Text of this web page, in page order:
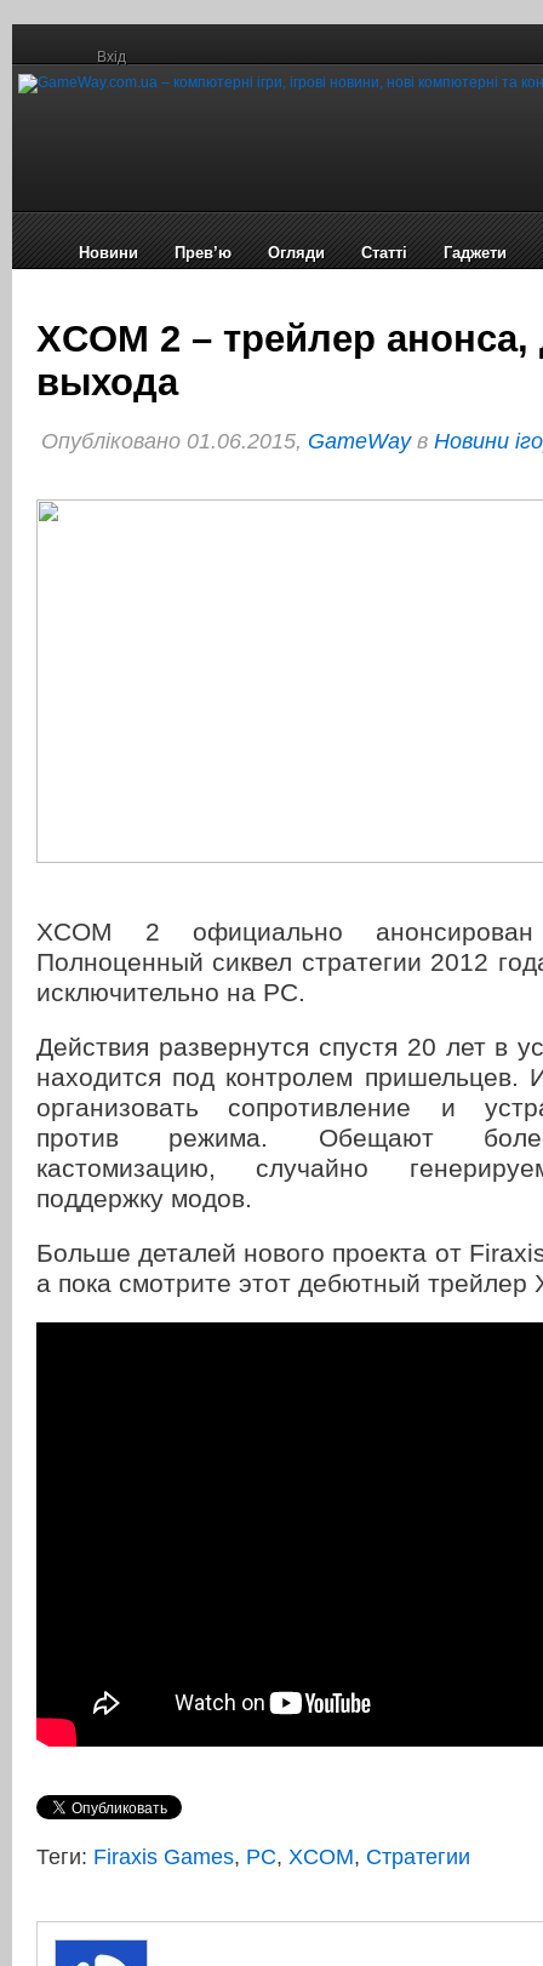
Вхід
Новини Прев’ю Огляди Статті Гаджети
XCOM 2 – трейлер анонса,
выхода
Опубліковано 01.06.2015, GameWayв Новини
XCOM 2 официально
Полноценный сиквел стратегии 2012
исключительно на PC.
Действия развернутся спустя 20 лет в
находится под контролем пришельцев.
организовать сопротивление и
против режима. Обещают
кастомизацию, случайно
поддержку модов.
Больше деталей нового проекта от
а пока смотрите этот дебютный трейлер
Теги: Firaxis Games, PC, XCOM, Стратегии